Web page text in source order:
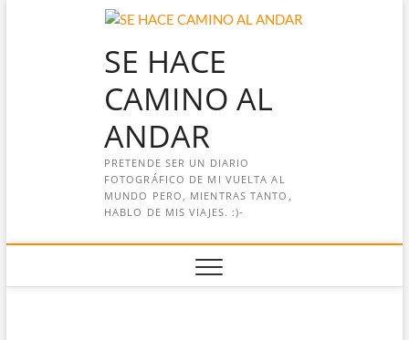
SE HACE
CAMINO AL
ANDAR
PRETENDE SER UN DIARIO
FOTOGRÁFICO DE MI VUELTA AL
MUNDO PERO, MIENTRAS TANTO,
HABLO DE MIS VIAJES. :)-